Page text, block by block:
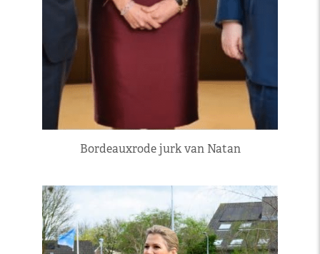
Bordeauxrode jurk van Natan